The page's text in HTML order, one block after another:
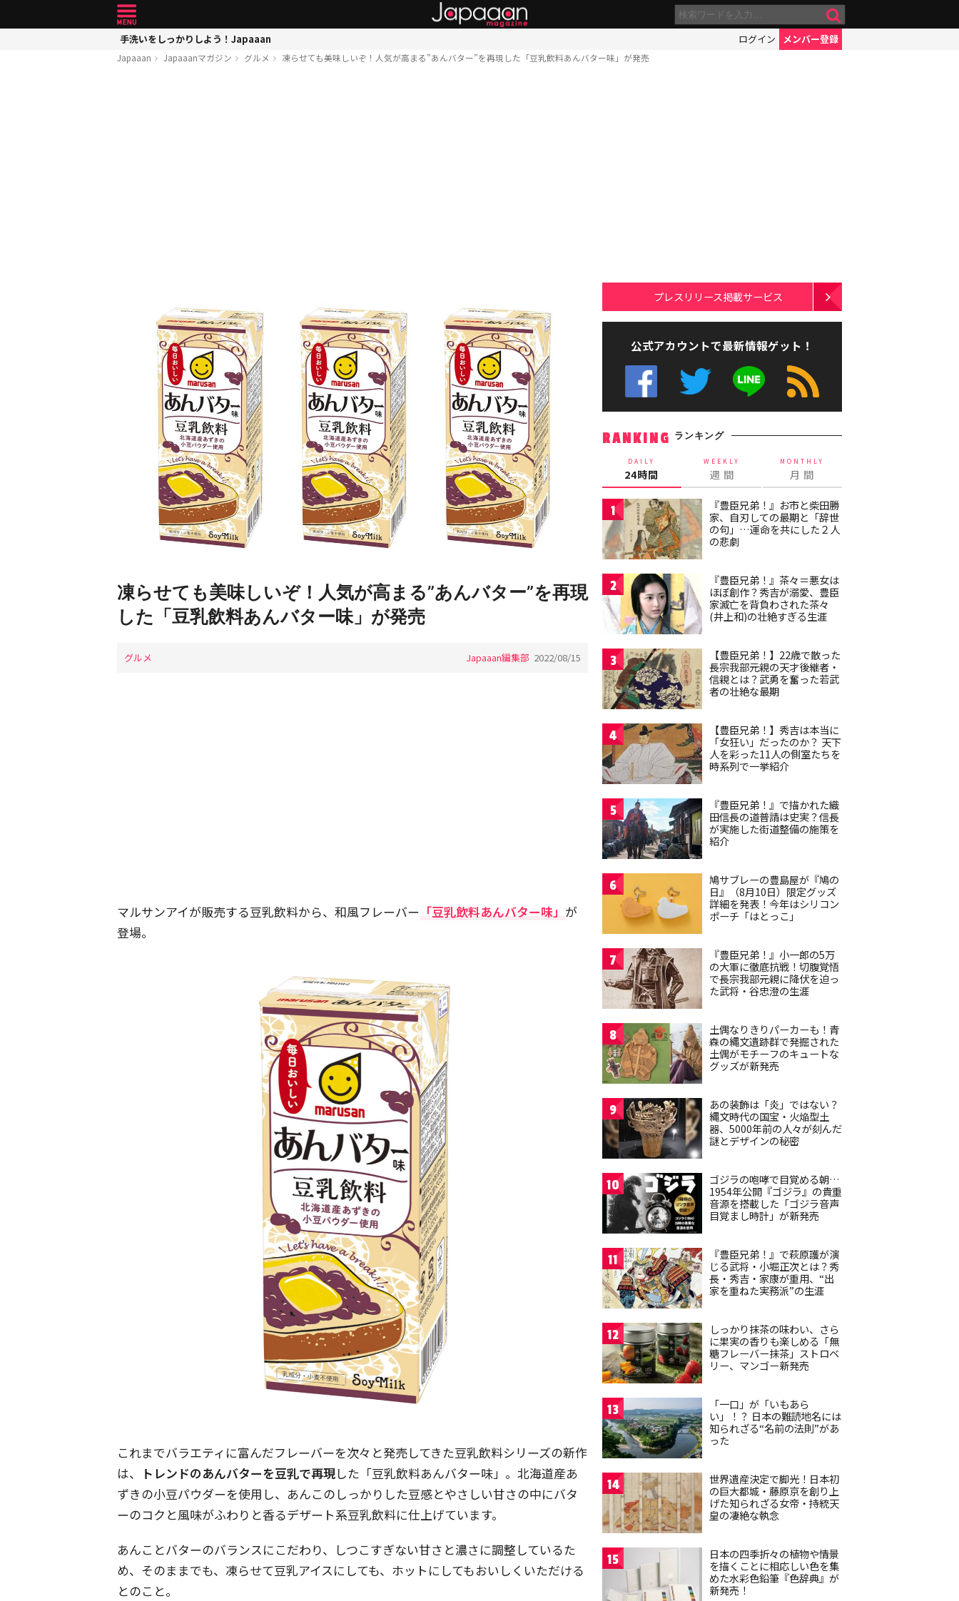
手洗いをしっかりしよう！Japaaan ログイン メンバー登録
Japaaan Japaaanマガジン グルメ 凍らせても美味しいぞ！人気が高まる”あんバター”を再現した「豆乳飲料あんバター味」が発売
凍らせても美味しいぞ！人気が高まる”あんバター”を再現
した「豆乳飲料あんバター味」が発売
グルメ Japaaan編集部 2022/08/15
マルサンアイが販売する豆乳飲料から、和風フレーバー 「豆乳飲料あんバター味」 が
登場。
これまでバラエティに富んだフレーバーを次々と発売してきた豆乳飲料シリーズの新作
は、
トレンドのあんバターを豆乳で再現した「豆乳飲料あんバター味」。北海道産あ
ずきの小豆パウダーを使用し、あんこのしっかりした豆感とやさしい甘さの中にバタ
ーのコクと風味がふわりと香るデザート系豆乳飲料に仕上げています。
あんことバターのバランスにこだわり、しつこすぎない甘さと濃さに調整しているた
め、そのままでも、凍らせて豆乳アイスにしても、ホットにしてもおいしくいただける
とのこと。
プレスリリース掲載サービス
公式アカウントで最新情報ゲット！
RANKING ランキング
DAILY
24時間
WEEKLY
週 間
MONTHLY
月 間
1
『豊臣兄弟！』お市と柴田勝
家、自刃しての最期と「辞世
の句」…運命を共にした２人
の悲劇
2
『豊臣兄弟！』茶々＝悪女は
ほぼ創作？秀吉が溺愛、豊臣
家滅亡を背負わされた茶々
(井上和)の壮絶すぎる生涯
3
【豊臣兄弟！】22歳で散った
長宗我部元親の天才後継者・
信親とは？武勇を奮った若武
者の壮絶な最期
4
【豊臣兄弟！】秀吉は本当に
「女狂い」だったのか？ 天下
人を彩った11人の側室たちを
時系列で一挙紹介
5
『豊臣兄弟！』で描かれた織
田信長の道普請は史実？信長
が実施した街道整備の施策を
紹介
6
鳩サブレーの豊島屋が『鳩の
日』（8月10日）限定グッズ
詳細を発表！今年はシリコン
ポーチ「はとっこ」
7
『豊臣兄弟！』小一郎の5万
の大軍に徹底抗戦！切腹覚悟
で長宗我部元親に降伏を迫っ
た武将・谷忠澄の生涯
8
土偶なりきりパーカーも！青
森の縄文遺跡群で発掘された
土偶がモチーフのキュートな
グッズが新発売
9
あの装飾は「炎」ではない？
縄文時代の国宝・火焔型土
器、5000年前の人々が刻んだ
謎とデザインの秘密
10
ゴジラの咆哮で目覚める朝…
1954年公開『ゴジラ』の貴重
音源を搭載した「ゴジラ音声
目覚まし時計」が新発売
11
『豊臣兄弟！』で萩原護が演
じる武将・小堀正次とは？秀
長・秀吉・家康が重用、“出
家を重ねた実務派”の生涯
12
しっかり抹茶の味わい、さら
に果実の香りも楽しめる「無
糖フレーバー抹茶」ストロベ
リー、マンゴー新発売
13
「一口」が「いもあら
い」！？ 日本の難読地名には
知られざる“名前の法則”があ
った
14
世界遺産決定で脚光！日本初
の巨大都城・藤原京を創り上
げた知られざる女帝・持統天
皇の凄絶な執念
15
日本の四季折々の植物や情景
を描くことに相応しい色を集
めた水彩色鉛筆『色辞典』が
新発売！